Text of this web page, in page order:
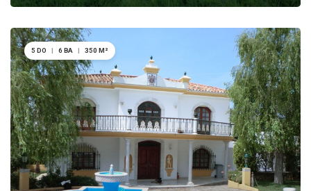
5 DO | 6 BA | 350 M²